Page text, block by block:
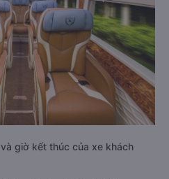
giờ kết thúc của xe khách